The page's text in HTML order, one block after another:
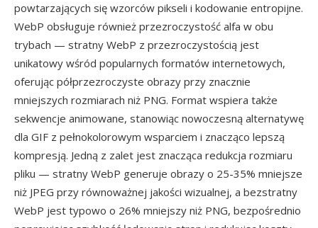
powtarzających się wzorców pikseli i kodowanie entropijne.
WebP obsługuje również przezroczystość alfa w obu
trybach — stratny WebP z przezroczystością jest
unikatowy wśród popularnych formatów internetowych,
oferując półprzezroczyste obrazy przy znacznie
mniejszych rozmiarach niż PNG. Format wspiera także
sekwencje animowane, stanowiąc nowoczesną alternatywę
dla GIF z pełnokolorowym wsparciem i znacząco lepszą
kompresją. Jedną z zalet jest znacząca redukcja rozmiaru
pliku — stratny WebP generuje obrazy o 25-35% mniejsze
niż JPEG przy równoważnej jakości wizualnej, a bezstratny
WebP jest typowo o 26% mniejszy niż PNG, bezpośrednio